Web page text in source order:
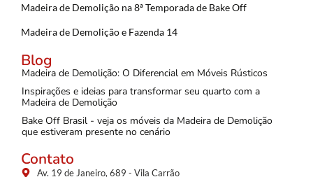
Madeira de Demolição na 8ª Temporada de Bake Off
Madeira de Demolição e Fazenda 14
Blog
Madeira de Demolição: O Diferencial em Móveis Rústicos
Inspirações e ideias para transformar seu quarto com a
Madeira de Demolição
Bake Off Brasil - veja os móveis da Madeira de Demolição
que estiveram presente no cenário
Contato
Av. 19 de Janeiro, 689 - Vila Carrão